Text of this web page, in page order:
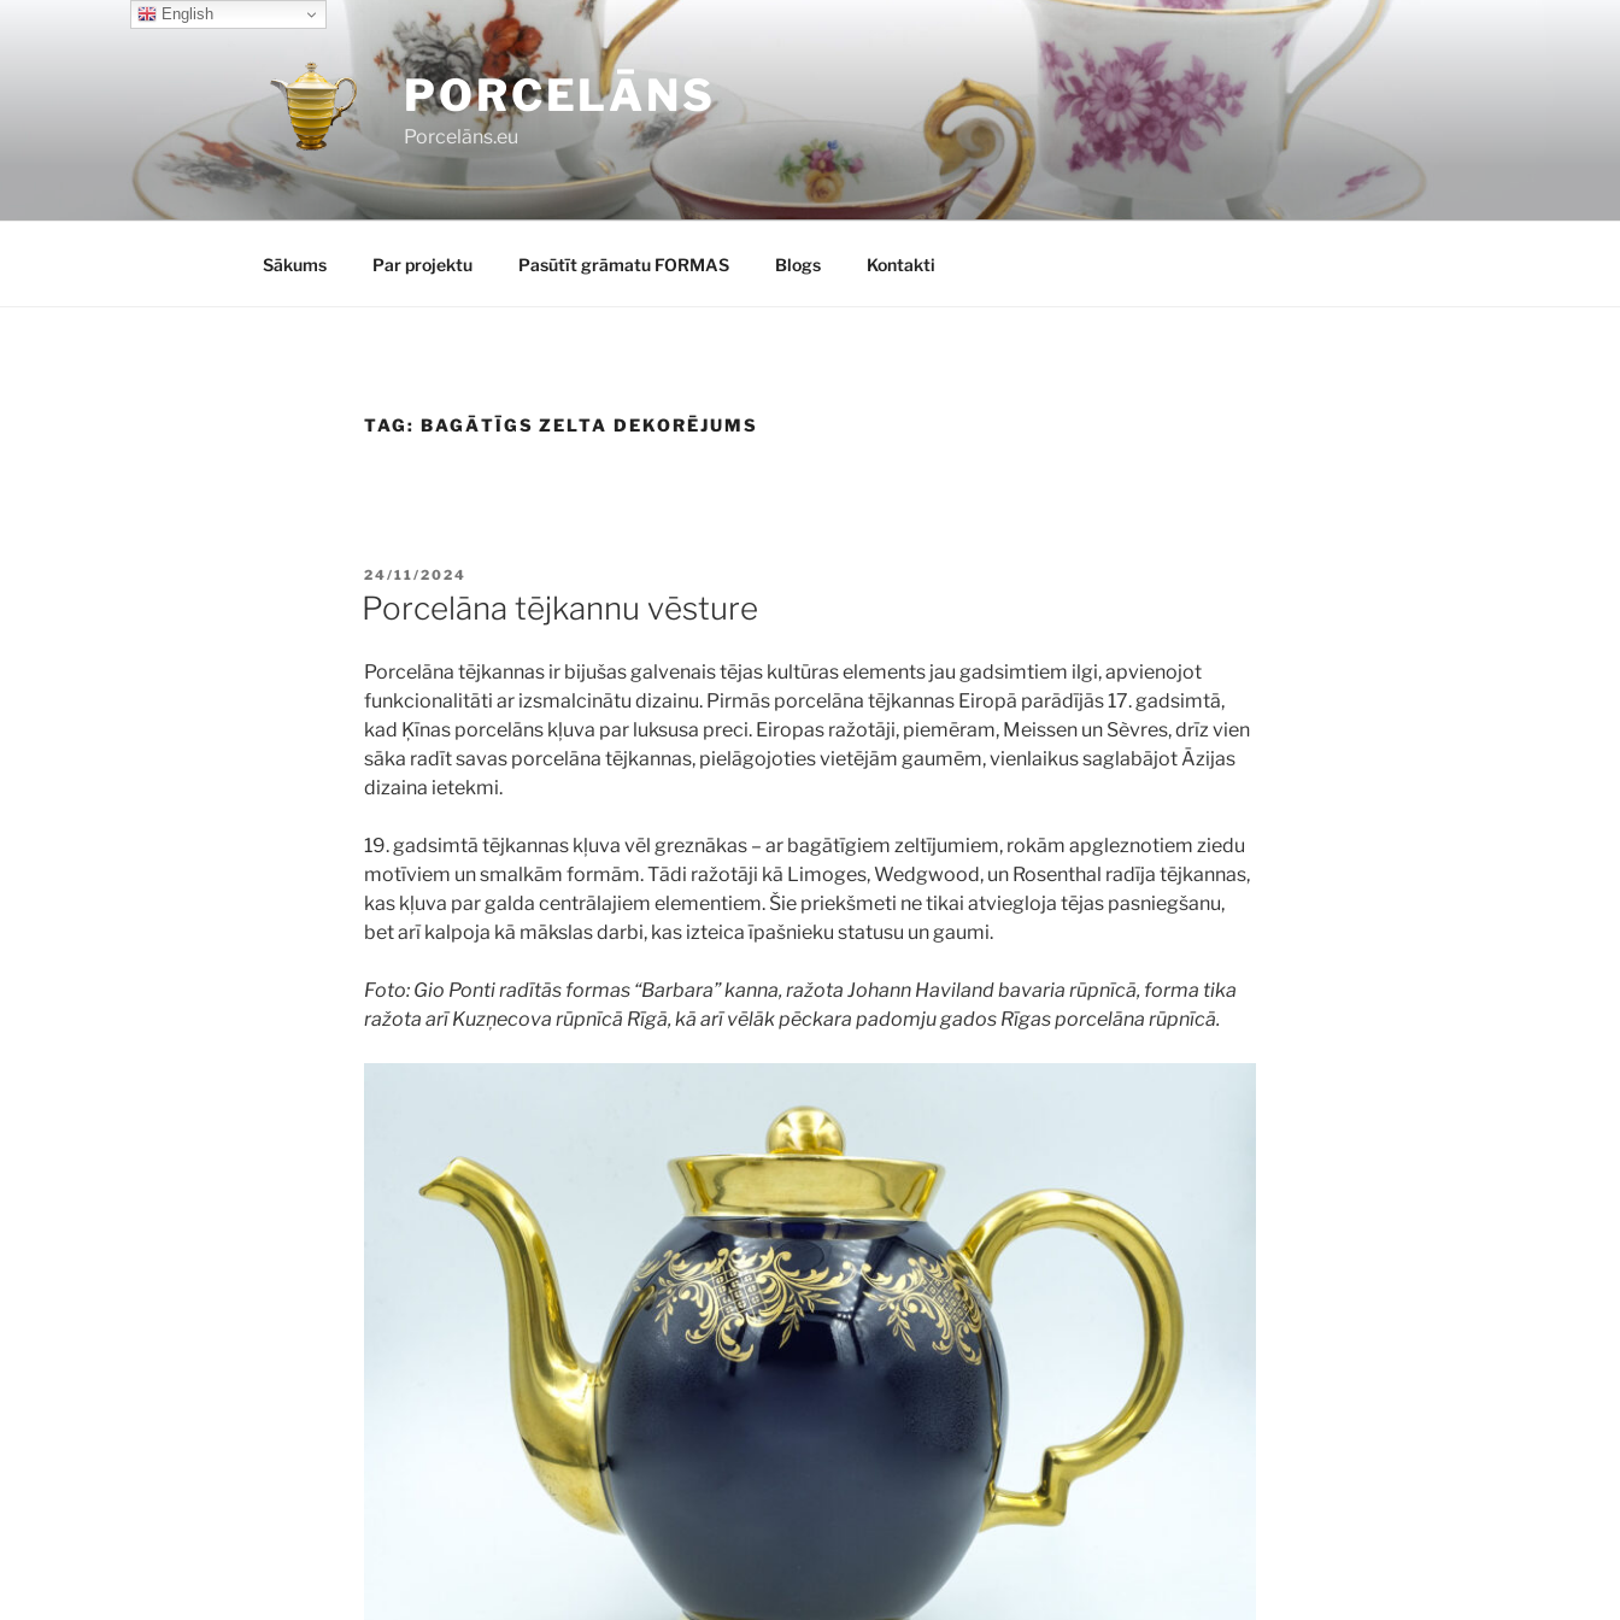
PORCELĀNS
Porcelāns.eu
Sākums Par projektu Pasūtīt grāmatu FORMAS Blogs Kontakti
TAG: BAGĀTĪGS ZELTA DEKORĒJUMS
POSTED
ON
24/11/2024
Porcelāna tējkannu vēsture
Porcelāna tējkannas ir bijušas galvenais tējas kultūras elements jau gadsimtiem ilgi, apvienojot
funkcionalitāti ar izsmalcinātu dizainu. Pirmās porcelāna tējkannas Eiropā parādījās 17. gadsimtā,
kad Ķīnas porcelāns kļuva par luksusa preci. Eiropas ražotāji, piemēram, Meissen un Sèvres, drīz vien
sāka radīt savas porcelāna tējkannas, pielāgojoties vietējām gaumēm, vienlaikus saglabājot Āzijas
dizaina ietekmi.
19. gadsimtā tējkannas kļuva vēl greznākas – ar bagātīgiem zeltījumiem, rokām apgleznotiem ziedu
motīviem un smalkām formām. Tādi ražotāji kā Limoges, Wedgwood, un Rosenthal radīja tējkannas,
kas kļuva par galda centrālajiem elementiem. Šie priekšmeti ne tikai atviegloja tējas pasniegšanu,
bet arī kalpoja kā mākslas darbi, kas izteica īpašnieku statusu un gaumi.
Foto: Gio Ponti radītās formas “Barbara” kanna, ražota Johann Haviland bavaria rūpnīcā, forma tika
ražota arī Kuzņecova rūpnīcā Rīgā, kā arī vēlāk pēckara padomju gados Rīgas porcelāna rūpnīcā.
English